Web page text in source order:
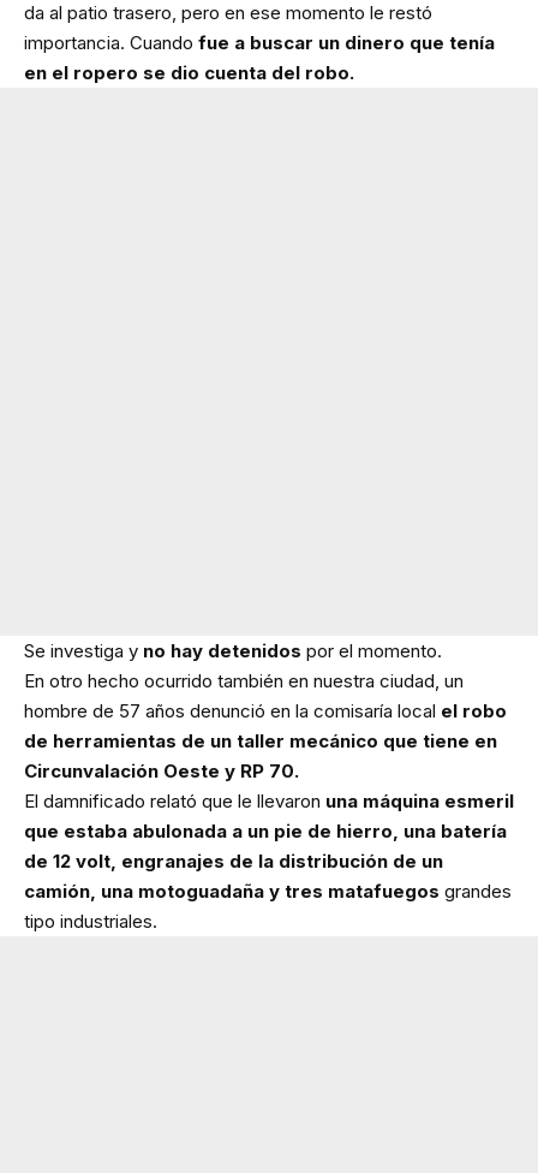
da al patio trasero, pero en ese momento le restó
importancia. Cuando fue a buscar un dinero que tenía
en el ropero se dio cuenta del robo.
Se investiga y no hay detenidos por el momento.
En otro hecho ocurrido también en nuestra ciudad, un
hombre de 57 años denunció en la comisaría local el robo
de herramientas de un taller mecánico que tiene en
Circunvalación Oeste y RP 70.
El damnificado relató que le llevaron una máquina esmeril
que estaba abulonada a un pie de hierro, una batería
de 12 volt, engranajes de la distribución de un
camión, una motoguadaña y tres matafuegos grandes
tipo industriales.